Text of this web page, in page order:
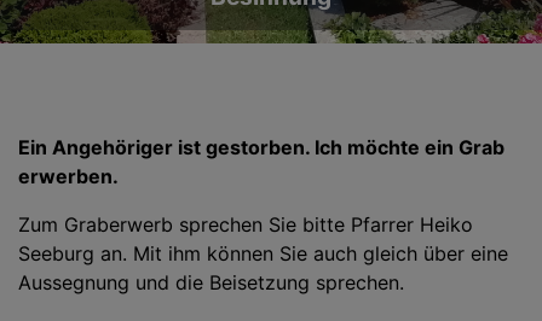
Ein Angehöriger ist gestorben. Ich möchte ein Grab
erwerben.
Zum Graberwerb sprechen Sie bitte Pfarrer Heiko
Seeburg an. Mit ihm können Sie auch gleich über eine
Aussegnung und die Beisetzung sprechen.